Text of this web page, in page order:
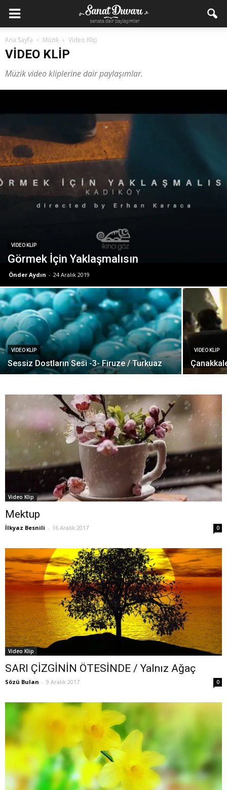
Ana Sayfa Müzik Video Klip
VIDEO KLIP
Müzik video kliplerine dair paylaşımlar.
VIDEO KLIP
Görmek İçin Yaklaşmalısın
Önder Aydın - 24 Aralık 2019
VIDEO KLIP
Sessiz Dostların Sesi -3- Firuze / Turkuaz
VIDEO KLIP
Video Klip
Mektup
İlkyaz Besnili - 16 Aralık 2017 0
Video Klip
SARI ÇİZGİNİN ÖTESİNDE / Yalnız Ağaç
Sözü Bulan - 9 Aralık 2017 0